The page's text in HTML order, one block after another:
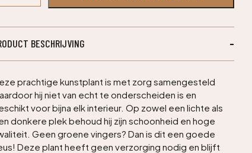
BESCHRIJVING
prachtige kunstplant is met zorg samengesteld
hij niet van echt te onderscheiden is en
voor bijna elk interieur. Op zowel een lichte als
donkere plek behoud hij zijn schoonheid en hoge
Geen groene vingers? Dan is dit een goede
Deze plant heeft geen verzorging nodig en blijft